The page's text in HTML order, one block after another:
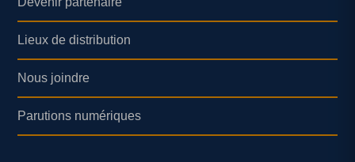
Lieux de distribution
Nous joindre
Parutions numériques